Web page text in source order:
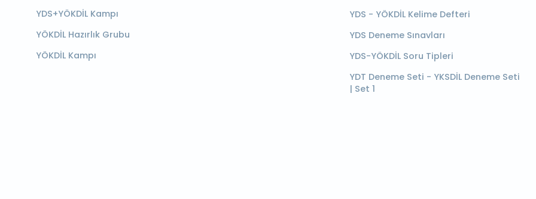
YDS+YÖKDİL Kampı
YÖKDİL Hazırlık Grubu
YÖKDİL Kampı
YDS - YÖKDİL Kelime Defteri
YDS Deneme Sınavları
YDS-YÖKDİL Soru Tipleri
YDT Deneme Seti - YKSDİL Deneme Seti
| Set 1